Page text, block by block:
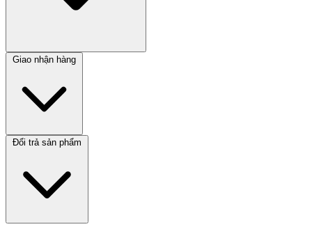
Giao nhận hàng
Đổi trả sản phẩm